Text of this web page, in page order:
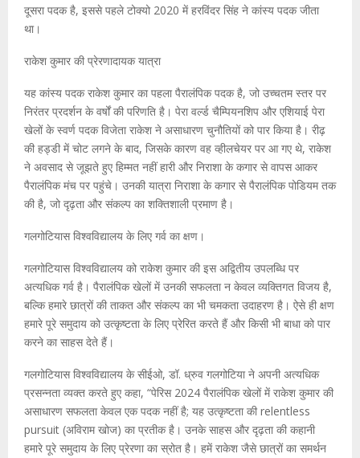
दूसरा पदक है, इससे पहले टोक्यो 2020 में हरविंदर सिंह ने कांस्य पदक जीता
था।
राकेश कुमार की प्रेरणादायक यात्रा
यह कांस्य पदक राकेश कुमार का पहला पैरालंपिक पदक है, जो उच्चतम स्तर पर
निरंतर प्रदर्शन के वर्षों की परिणति है। पेरा वर्ल्ड चैम्पियनशिप और एशियाई पेरा
खेलों के स्वर्ण पदक विजेता राकेश ने असाधारण चुनौतियों को पार किया है। रीढ़
की हड्डी में चोट लगने के बाद, जिसके कारण वह व्हीलचेयर पर आ गए थे, राकेश
ने अवसाद से जूझते हुए हिम्मत नहीं हारी और निराशा के कगार से वापस आकर
पैरालंपिक मंच पर पहुंचे। उनकी यात्रा निराशा के कगार से पैरालंपिक पोडियम तक
की है, जो दृढ़ता और संकल्प का शक्तिशाली प्रमाण है।
गलगोटियास विश्वविद्यालय के लिए गर्व का क्षण।
गलगोटियास विश्वविद्यालय को राकेश कुमार की इस अद्वितीय उपलब्धि पर
अत्यधिक गर्व है। पैरालंपिक खेलों में उनकी सफलता न केवल व्यक्तिगत विजय है,
बल्कि हमारे छात्रों की ताकत और संकल्प का भी चमकता उदाहरण है। ऐसे ही क्षण
हमारे पूरे समुदाय को उत्कृष्टता के लिए प्रेरित करते हैं और किसी भी बाधा को पार
करने का साहस देते हैं।
गलगोटियास विश्वविद्यालय के सीईओ, डॉ. ध्रुव गलगोटिया ने अपनी अत्यधिक
प्रसन्नता व्यक्त करते हुए कहा, “पेरिस 2024 पैरालंपिक खेलों में राकेश कुमार की
असाधारण सफलता केवल एक पदक नहीं है; यह उत्कृष्टता की relentless
pursuit (अविराम खोज) का प्रतीक है। उनके साहस और दृढ़ता की कहानी
हमारे पूरे समुदाय के लिए प्रेरणा का स्रोत है। हमें राकेश जैसे छात्रों का समर्थन